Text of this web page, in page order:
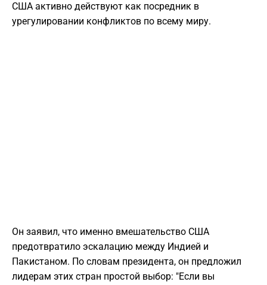
США активно действуют как посредник в
урегулировании конфликтов по всему миру.
Он заявил, что именно вмешательство США
предотвратило эскалацию между Индией и
Пакистаном. По словам президента, он предложил
лидерам этих стран простой выбор: "Если вы